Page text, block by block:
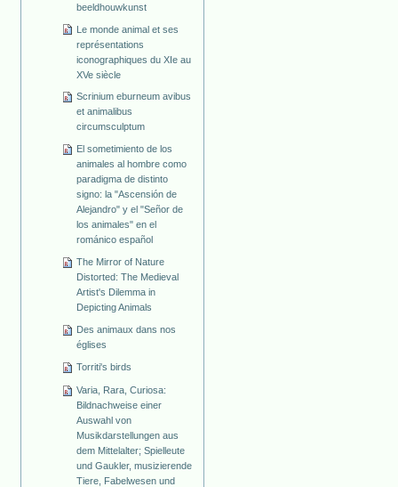
beeldhouwkunst
Le monde animal et ses
représentations
iconographiques du XIe au
XVe siècle
Scrinium eburneum avibus
et animalibus
circumsculptum
El sometimiento de los
animales al hombre como
paradigma de distinto
signo: la "Ascensión de
Alejandro" y el "Señor de
los animales" en el
románico español
The Mirror of Nature
Distorted: The Medieval
Artist's Dilemma in
Depicting Animals
Des animaux dans nos
églises
Torriti's birds
Varia, Rara, Curiosa:
Bildnachweise einer
Auswahl von
Musikdarstellungen aus
dem Mittelalter; Spielleute
und Gaukler, musizierende
Tiere, Fabelwesen und